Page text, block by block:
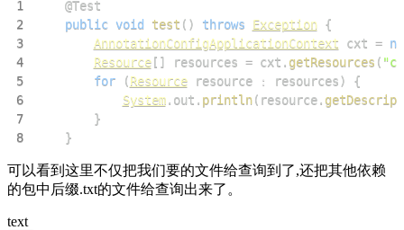
1
@Test
2
public void test ( ) throws Exception {
3
AnnotationConfigApplicationContext cxt =
4
Resource[ ] resources = cxt . getResources (
5
for (Resource resource : resources)
{
6
System. out . println( resource.
7
}
8
}
可以看到这里不仅把我们要的文件给查询到了,还把其他依赖
的包中后缀.txt的文件给查询出来了。
text